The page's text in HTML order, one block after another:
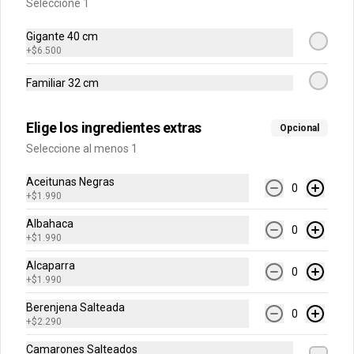
sobre la pizza.
Fontanas para compartir
- 12% Fontana Canelones
Fontana con 6 unidades de canelones
preparados al horno. Con salsa a
parmesano gratinado.
Seleccione 1
Gigante 40 cm
+$6.500
Familiar 32 cm
Elige los ingredientes extras Opcional
Seleccione al menos 1
Aceitunas Negras
+$1.990
0
Albahaca
+$1.990
0
Alcaparra
+$1.990
0
Berenjena Salteada
+$2.290
0
Camarones Salteados